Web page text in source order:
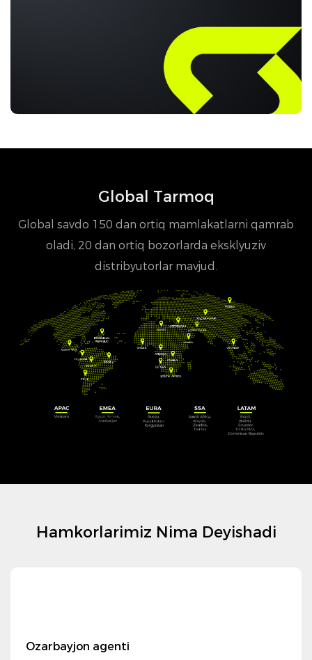
Global Tarmoq
Global savdo 150 dan ortiq mamlakatlarni qamrab
oladi, 20 dan ortiq bozorlarda eksklyuziv
distribyutorlar mavjud.
Hamkorlarimiz Nima Deyishadi
Ozarbayjon agenti